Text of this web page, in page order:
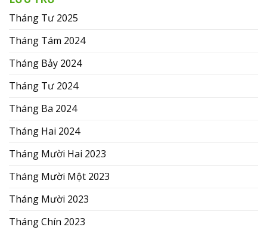
Tháng Tư 2025
Tháng Tám 2024
Tháng Bảy 2024
Tháng Tư 2024
Tháng Ba 2024
Tháng Hai 2024
Tháng Mười Hai 2023
Tháng Mười Một 2023
Tháng Mười 2023
Tháng Chín 2023